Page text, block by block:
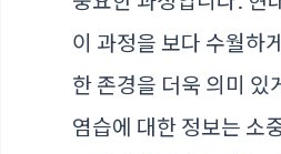
이 과정을 보다 수월하
한 존경을 더욱 의미 있
염습에 대한 정보는 소